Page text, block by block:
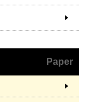
Paper